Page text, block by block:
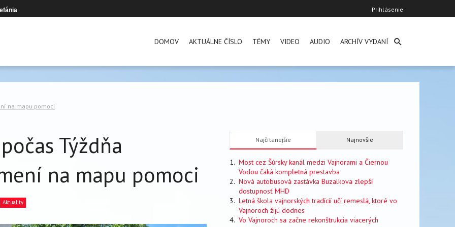
User
account
Prihlásenie
DOMOV AKTUÁLNE ČÍSLO TÉMY VIDEO AUDIO ARCHÍV VYDANÍ
na mapu pomoci
Týždňa
na mapu pomoci
Aktuality
Najčítanejšie Najnovšie
Most cez Šúrsky kanál medzi Vajnorami a Čiernou
Vodou čaká kompletná prestavba
Nová autobusová zastávka Buzalkova zlepší
dostupnosť MHD
Letná škola vajnorských tradícií učí remeslá, ktoré vo
Vajnoroch žijú dodnes
Vo Vajnoroch sa začne rekonštrukcia viacerých